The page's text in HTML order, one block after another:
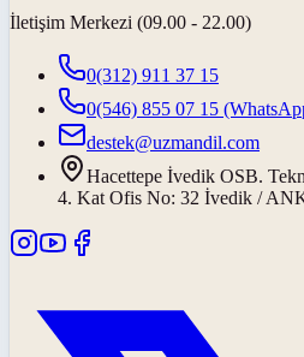
İletişim Merkezi (09.00 - 22.00)
0(312) 911 37 15
0(546) 855 07 15
destek@uzmandil.com
Hacettepe İvedik OSB.
4. Kat Ofis No: 32 İvedik /